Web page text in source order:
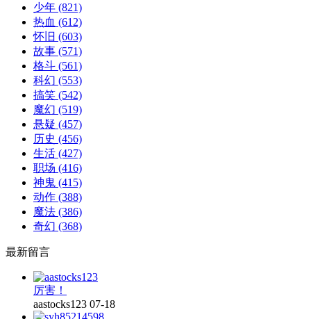
少年 (821)
热血 (612)
怀旧 (603)
故事 (571)
格斗 (561)
科幻 (553)
搞笑 (542)
魔幻 (519)
悬疑 (457)
历史 (456)
生活 (427)
职场 (416)
神鬼 (415)
动作 (388)
魔法 (386)
奇幻 (368)
最新留言
厉害！
aastocks123 07-18